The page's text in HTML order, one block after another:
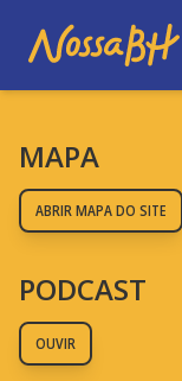
MAPA
ABRIR MAPA DO SITE
PODCAST
OUVIR